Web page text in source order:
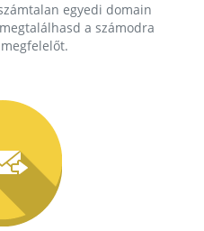
egyedi domain
a számodra